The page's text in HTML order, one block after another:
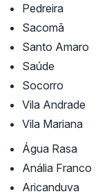
Pedreira
Sacomã
Santo Amaro
Saúde
Socorro
Vila Andrade
Vila Mariana
Água Rasa
Anália Franco
Aricanduva